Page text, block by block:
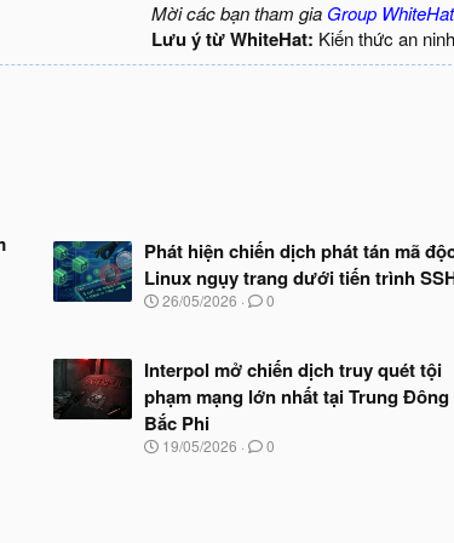
Mời các bạn tham gia Group WhiteHat
Lưu ý từ WhiteHat: Kiến thức an
Phát hiện chiến dịch phát tán mã
Linux ngụy trang dưới tiến trình
N
b
ắ
t
đ
ầ
26/05/2026 0
Interpol mở chiến dịch truy quét tội
phạm mạng lớn nhất tại Trung Đông
Bắc Phi
N
19/05/2026 0